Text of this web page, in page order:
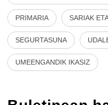
PRIMARIA SARIAK
SEGURTASUNA
UMEENGANDIK IKASIZ